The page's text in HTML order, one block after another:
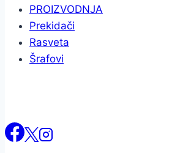
PROIZVODNJA
Prekidači
Rasveta
Šrafovi